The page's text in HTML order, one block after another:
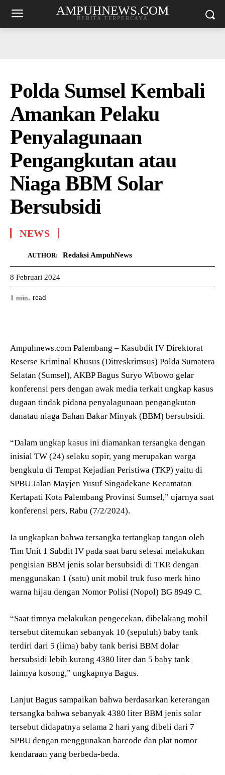
AMPUHNEWS.COM
BERITA TERPERCAYA
Polda Sumsel Kembali
Amankan Pelaku
Penyalagunaan
Pengangkutan atau
Niaga BBM Solar
Bersubsidi
NEWS
AUTHOR: Redaksi AmpuhNews
8 Februari 2024
1 min. read
Ampuhnews.com Palembang – Kasubdit IV Direktorat
Reserse Kriminal Khusus (Ditreskrimsus) Polda Sumatera
Selatan (Sumsel), AKBP Bagus Suryo Wibowo gelar
konferensi pers dengan awak media terkait ungkap kasus
dugaan tindak pidana penyalagunaan pengangkutan
danatau niaga Bahan Bakar Minyak (BBM) bersubsidi.
“Dalam ungkap kasus ini diamankan tersangka dengan
inisial TW (24) selaku sopir, yang merupakan warga
bengkulu di Tempat Kejadian Peristiwa (TKP) yaitu di
SPBU Jalan Mayjen Yusuf Singadekane Kecamatan
Kertapati Kota Palembang Provinsi Sumsel,” ujarnya saat
konferensi pers, Rabu (7/2/2024).
Ia ungkapkan bahwa tersangka tertangkap tangan oleh
Tim Unit 1 Subdit IV pada saat baru selesai melakukan
pengisian BBM jenis solar bersubsidi di TKP, dengan
menggunakan 1 (satu) unit mobil truk fuso merk hino
warna hijau dengan Nomor Polisi (Nopol) BG 8949 C.
“Saat timnya melakukan pengecekan, dibelakang mobil
tersebut ditemukan sebanyak 10 (sepuluh) baby tank
terdiri dari 5 (lima) baby tank berisi BBM dolar
bersubsidi lebih kurang 4380 liter dan 5 baby tank
lainnya kosong,” ungkapnya Bagus.
Lanjut Bagus sampaikan bahwa berdasarkan keterangan
tersangka bahwa sebanyak 4380 liter BBM jenis solar
tersebut didapatnya selama 2 hari yang dibeli dari 7
SPBU dengan menggunakan barcode dan plat nomor
kendaraan yang berbeda-beda.